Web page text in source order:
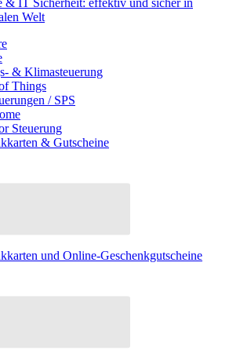
& IT Sicherheit: effektiv und sicher in
Welt
& Klimasteuerung
Things
/ SPS
Steuerung
& Gutscheine
und Online-Geschenkgutscheine